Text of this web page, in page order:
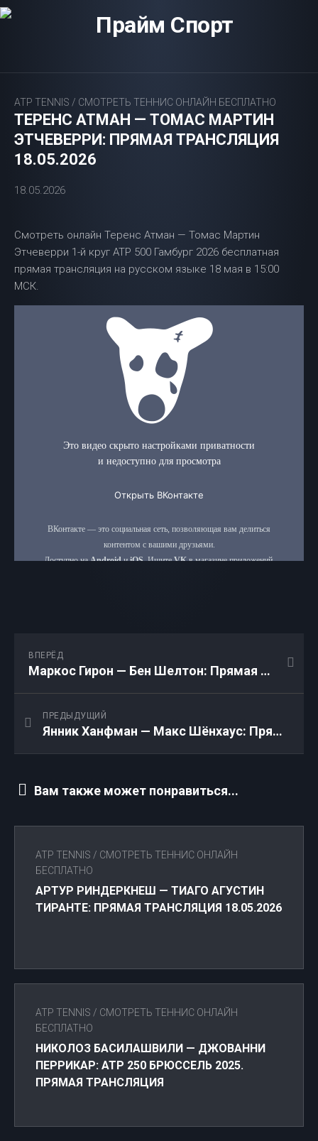
Перейти
к
ATP TENNIS / СМОТРЕТЬ ТЕННИС ОНЛАЙН БЕСПЛАТНО
ТЕРЕНС АТМАН — ТОМАС МАРТИН
ЭТЧЕВЕРРИ: ПРЯМАЯ ТРАНСЛЯЦИЯ
18.05.2026
18.05.2026
Смотреть онлайн Теренс Атман — Томас Мартин
Этчеверри 1-й круг ATP 500 Гамбург 2026 бесплатная
прямая трансляция на русском языке 18 мая в 15:00
МСК.
ВПЕРЁД
Маркос Гирон — Бен Шелтон: Прямая трансляция 18.05.2026
ПРЕДЫДУЩИЙ
Янник Ханфман — Макс Шёнхаус: Прямая трансляция 18.05.2026
Вам также может понравиться...
ATP TENNIS / СМОТРЕТЬ ТЕННИС ОНЛАЙН
БЕСПЛАТНО
АРТУР РИНДЕРКНЕШ — ТИАГО АГУСТИН
ТИРАНТЕ: ПРЯМАЯ ТРАНСЛЯЦИЯ 18.05.2026
ATP TENNIS / СМОТРЕТЬ ТЕННИС ОНЛАЙН
БЕСПЛАТНО
НИКОЛОЗ БАСИЛАШВИЛИ — ДЖОВАННИ
ПЕРРИКАР: ATP 250 БРЮССЕЛЬ 2025.
ПРЯМАЯ ТРАНСЛЯЦИЯ